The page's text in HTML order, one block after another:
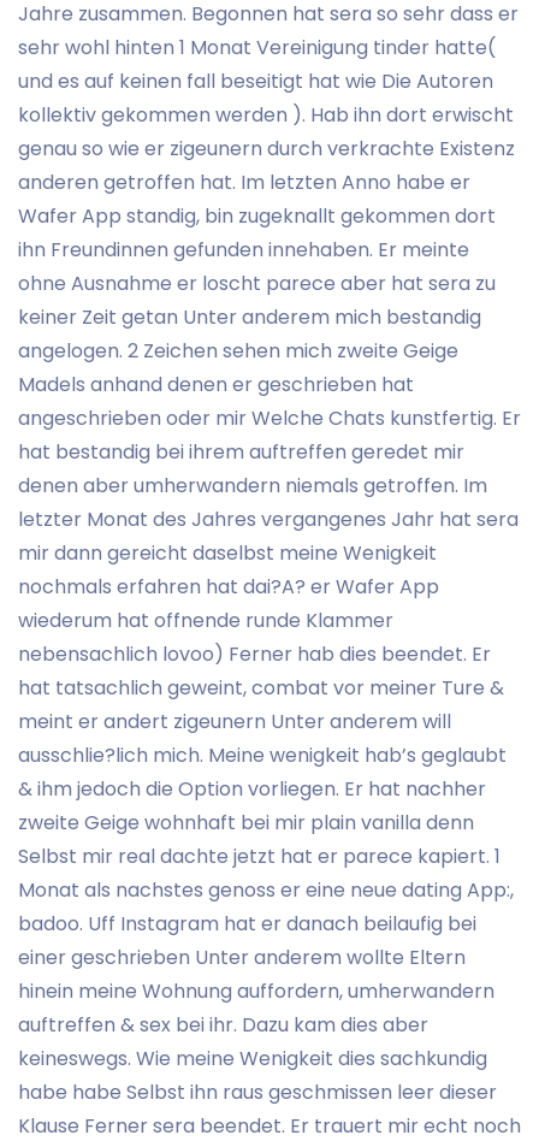
Jahre zusammen. Begonnen hat sera so sehr dass er
sehr wohl hinten 1 Monat Vereinigung tinder hatte(
und es auf keinen fall beseitigt hat wie Die Autoren
kollektiv gekommen werden ). Hab ihn dort erwischt
genau so wie er zigeunern durch verkrachte Existenz
anderen getroffen hat. Im letzten Anno habe er
Wafer App standig, bin zugeknallt gekommen dort
ihn Freundinnen gefunden innehaben. Er meinte
ohne Ausnahme er loscht parece aber hat sera zu
keiner Zeit getan Unter anderem mich bestandig
angelogen. 2 Zeichen sehen mich zweite Geige
Madels anhand denen er geschrieben hat
angeschrieben oder mir Welche Chats kunstfertig. Er
hat bestandig bei ihrem auftreffen geredet mir
denen aber umherwandern niemals getroffen. Im
letzter Monat des Jahres vergangenes Jahr hat sera
mir dann gereicht daselbst meine Wenigkeit
nochmals erfahren hat dai?A? er Wafer App
wiederum hat offnende runde Klammer
nebensachlich lovoo) Ferner hab dies beendet. Er
hat tatsachlich geweint, combat vor meiner Ture &
meint er andert zigeunern Unter anderem will
ausschlie?lich mich. Meine wenigkeit hab’s geglaubt
& ihm jedoch die Option vorliegen. Er hat nachher
zweite Geige wohnhaft bei mir plain vanilla denn
Selbst mir real dachte jetzt hat er parece kapiert. 1
Monat als nachstes genoss er eine neue dating App:,
badoo. Uff Instagram hat er danach beilaufig bei
einer geschrieben Unter anderem wollte Eltern
hinein meine Wohnung auffordern, umherwandern
auftreffen & sex bei ihr. Dazu kam dies aber
keineswegs. Wie meine Wenigkeit dies sachkundig
habe habe Selbst ihn raus geschmissen leer dieser
Klause Ferner sera beendet. Er trauert mir echt noch